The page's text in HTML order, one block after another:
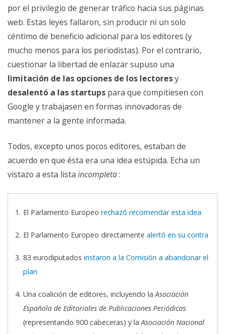
por el privilegio de generar tráfico hacia sus páginas
web. Estas leyes fallaron, sin producir ni un solo
céntimo de beneficio adicional para los editores (y
mucho menos para los periodistas). Por el contrario,
cuestionar la libertad de enlazar supuso una
limitación de las opciones de los lectoresy
desalentó a las startups para que compitiesen con
Google y trabajasen en formas innovadoras de
mantener a la gente informada.
Todos, excepto unos pocos editores, estaban de
acuerdo en que ésta era una idea estúpida. Echa un
vistazo a esta listaincompleta:
El Parlamento Europeorechazó recomendar esta idea
El Parlamento Europeo directamentealertó en su contra
83 eurodiputadosinstaron a la Comisión a abandonar el
plan
Una coalición de editores, incluyendo laAsociación
Española de Editoriales de Publicaciones Periódicas
(representando 900 cabeceras) y laAsociación Nacional